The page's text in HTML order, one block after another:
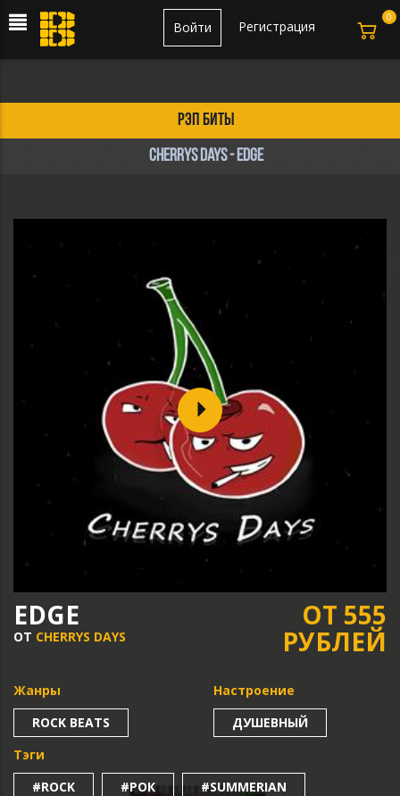
Регистрация
Войти
рэп биты
Cherrys Days - Edge
EDGE
ОТ CHERRYS DAYS
ОТ 555
РУБЛЕЙ
Жанры
ROCK BEATS
Настроение
ДУШЕВНЫЙ
Тэги
#ROCK
#РОК #SUMMERIAN
0